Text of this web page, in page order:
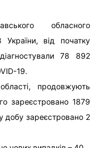
обласного
від початку
78 892
19.
продовжують
зареєстровано 1879
добу зареєстровано 2